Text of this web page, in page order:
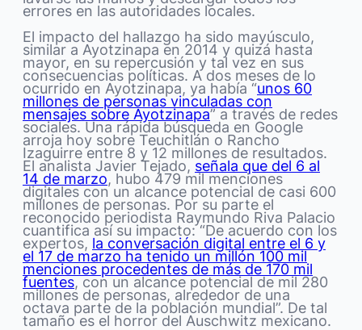
errores en las autoridades locales.
El impacto del hallazgo ha sido mayúsculo,
similar a Ayotzinapa en 2014 y quizá hasta
mayor, en su repercusión y tal vez en sus
consecuencias políticas. A dos meses de lo
ocurrido en Ayotzinapa, ya había “unos 60
millones de personas vinculadas con
mensajes sobre Ayotzinapa” a través de redes
sociales. Una rápida búsqueda en Google
arroja hoy sobre Teuchitlán o Rancho
Izaguirre entre 8 y 12 millones de resultados.
El analista Javier Tejado, señala que del 6 al
14 de marzo, hubo 479 mil menciones
digitales con un alcance potencial de casi 600
millones de personas. Por su parte el
reconocido periodista Raymundo Riva Palacio
cuantifica así su impacto: “De acuerdo con los
expertos, la conversación digital entre el 6 y
el 17 de marzo ha tenido un millón 100 mil
menciones procedentes de más de 170 mil
fuentes, con un alcance potencial de mil 280
millones de personas, alrededor de una
octava parte de la población mundial”. De tal
tamaño es el horror del Auschwitz mexicano.